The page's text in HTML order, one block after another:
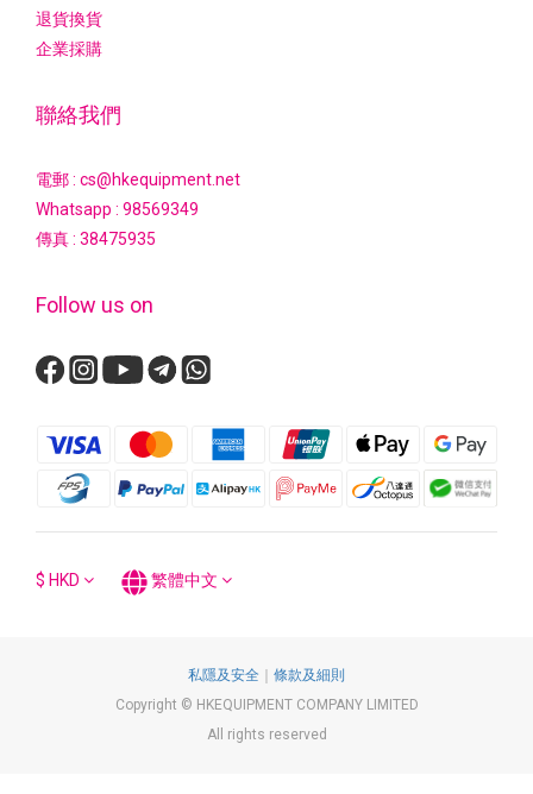
退貨換貨
企業採購
聯絡我們
電郵 : cs@hkequipment.net
Whatsapp : 98569349
傳真 : 38475935
Follow us on
$ HKD 繁體中文
私隱及安全 ｜ 條款及細則
Copyright © HKEQUIPMENT COMPANY LIMITED
All rights reserved